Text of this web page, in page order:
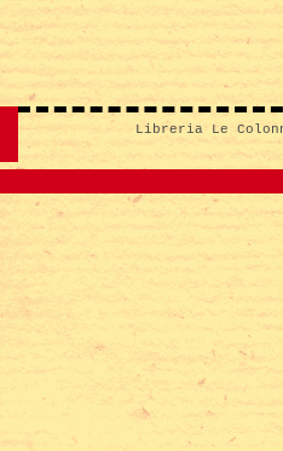
Libreria Le